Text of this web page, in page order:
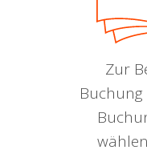
Zur